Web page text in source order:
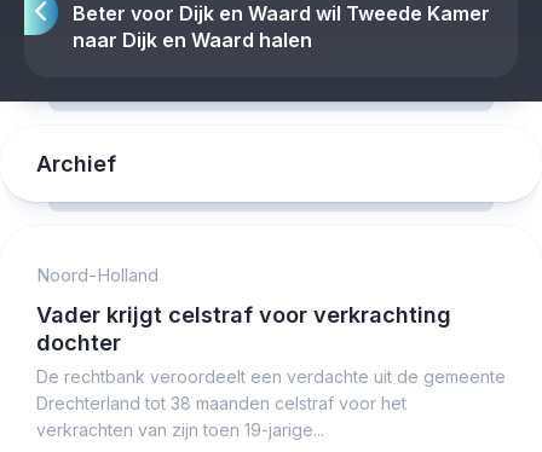
Beter voor Dijk en Waard wil Tweede Kamer
naar Dijk en Waard halen
Archief
Noord-Holland
Vader krijgt celstraf voor verkrachting
dochter
De rechtbank veroordeelt een verdachte uit de gemeente
Drechterland tot 38 maanden celstraf voor het
verkrachten van zijn toen 19-jarige...